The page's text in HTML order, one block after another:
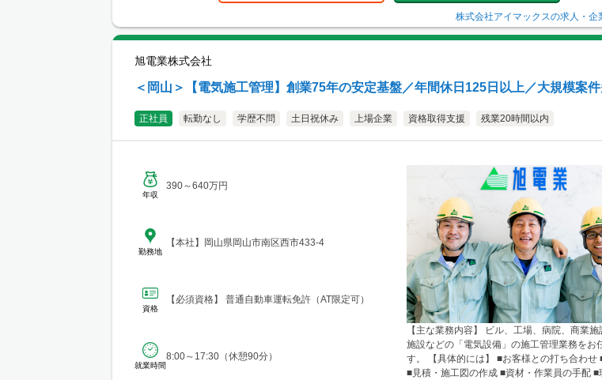
1-1-3-500 大阪駅前第3ビル5階10号 └アクセス：阪急電
よりアクセス良好 ※関西、近畿圏を中心としたエリアの
ほか、東海・北陸エリアにも現場あり。
株式会社アイマックスの求人・企
旭電業株式会社
＜岡山＞【電気施工管理】創業75年の安定基盤／年間休日125日以上／大規模案
正社員 転勤なし 学歴不問 土日祝休み 上場企業 資格取得支援 残業20時間以内
年収
390～640万円
勤務地
【本社】岡山県岡山市南区西市433-4
資格
【必須資格】 普通自動車運転免許（AT限定可）
就業時間
8:00～17:30（休憩90分）
【主な業務内容】 ビル、工場、病院、商業
施設などの「電気設備」の施工管理業務をお
す。 【具体的には】 ■お客様との打ち合わせ
■見積・施工図の作成 ■資材・作業員の手配 ■